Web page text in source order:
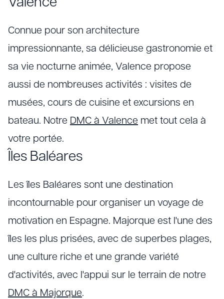
Connue pour son architecture
impressionnante, sa délicieuse gastronomie et
sa vie nocturne animée, Valence propose
aussi de nombreuses activités : visites de
musées, cours de cuisine et excursions en
bateau. Notre DMC à Valence met tout cela à
votre portée.
Îles Baléares
Les îles Baléares sont une destination
incontournable pour organiser un voyage de
motivation en Espagne. Majorque est l'une des
îles les plus prisées, avec de superbes plages,
une culture riche et une grande variété
d'activités, avec l'appui sur le terrain de notre
DMC à Majorque.